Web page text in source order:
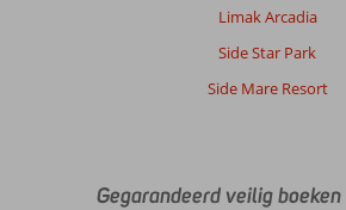
Limak Arcadia
Side Star Park
Side Mare Resort
Gegarandeerd veilig